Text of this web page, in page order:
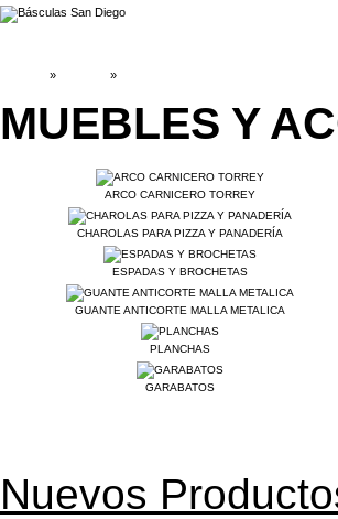
» »
MUEBLES Y
ARCO CARNICERO TORREY
CHAROLAS PARA PIZZA Y PANADERÍA
ESPADAS Y BROCHETAS
GUANTE ANTICORTE MALLA METALICA
PLANCHAS
GARABATOS
Nuevos